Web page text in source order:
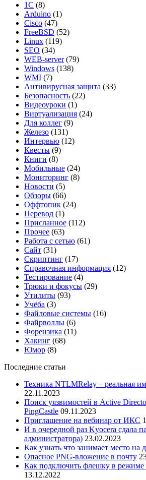
1С (8)
Arduino (1)
Cisco (47)
FreeBSD (52)
Linux (119)
SEO (34)
WEB-server(79)
Windows (138)
WMI (7)
Антивирусная защита (33)
Безопасность (22)
Видеоуроки (1)
Виртуализация (24)
Для коллег (9)
Железо (131)
Интервью (12)
Квесты (9)
Книги (8)
Мобильные (24)
Мониторинг (8)
Новости (5)
Обзоры (66)
Оффтопик (24)
Перевод (1)
Присланное (112)
Прочее (63)
Работа с сетью (61)
Сайт (31)
Скриптинг (17)
Справочная информация (12)
Тестирование (4)
Трюки и фокусы (29)
Утилиты (93)
Учёба (3)
Файловые системы (16)
Файрволлы (6)
Форензика (11)
Хакинг (68)
Юмор (8)
Последние статьи
Техника NTLMRelay – реальная
22.11.2023
Поиск уязвимостей в Active
PingCastle 09.11.2023
Приглашение на вебинар от ИКС
И в очередной раз Kyocera сдала
администратора) 23.02.2023
Как узнать что занимает место на
Опасное PNG-вложение в почту
Как подключить флешку в режиме
13.12.2022